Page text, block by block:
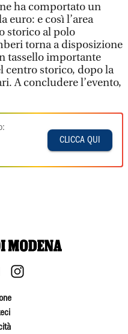
ha comportato un
euro: e così l’area
storico al polo
torna a disposizione
tassello importante
centro storico, dopo la
A concludere l’evento,
CLICCA QUI